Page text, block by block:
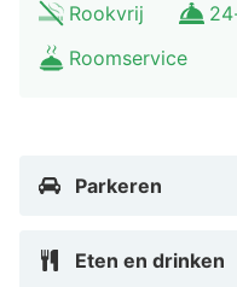
2024 gesloten (datums
Enkele van de
aan ruimte, waaronder
parkeerplaatsen.
Rookvrij
Roomservice
Parkeren
Eten en drinken